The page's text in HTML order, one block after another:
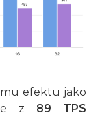
efektu jako
z 89 TPS